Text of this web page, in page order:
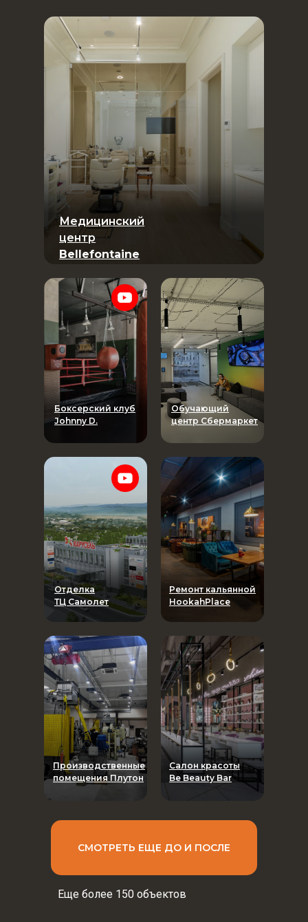
Еще более 150 объектов
СМОТРЕТЬ ЕЩЕ ДО И ПОСЛЕ
Медицинский
центр
Bellefontaine
Ремонт кальянной
HookahPlace
Салон красоты
Be Beauty Bar
Производственные
помещения Плутон
Обучающий
центр Сбермаркет
Отделка
ТЦ Самолет
Боксерский клуб
Johnny D.